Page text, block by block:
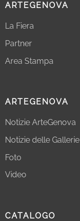
ARTEGENOVA
La Fiera
Partner
Area Stampa
ARTEGENOVA
Notizie ArteGenova
Notizie delle Gallerie
Foto
Video
CATALOGO